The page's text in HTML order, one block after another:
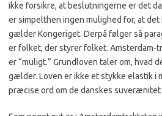
ikke forsikre, at beslutningerne er det
er simpelthen ingen mulighed for, at
gælder Kongeriget. Derpå følger så
er folket, der styrer folket. Amsterdam-
er “muligt.” Grundloven taler om, hvad
gælder. Loven er ikke et stykke elastik i
præcise ord om de danskes suverænitet